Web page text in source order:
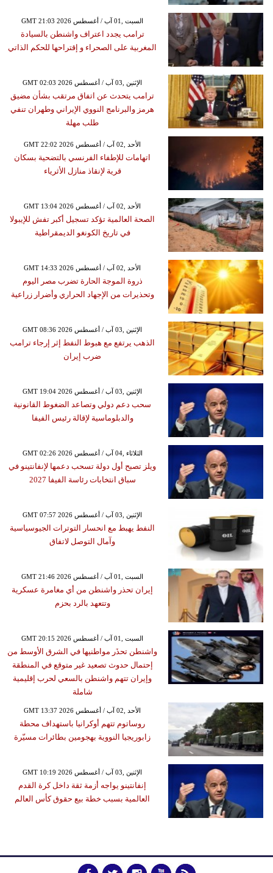
GMT 21:03 2026 السبت ,01 آب / أغسطس
ترامب يجدد اعتراف واشنطن بالسيادة
المغربية على الصحراء و إقتراحها للحكم الذاتي
GMT 02:03 2026 الإثنين ,03 آب / أغسطس
ترامب يتحدث عن اتفاق مرتقب بشأن مضيق
هرمز والبرنامج النووي الإيراني وطهران تنفي
طلب مهلة
GMT 22:02 2026 الأحد ,02 آب / أغسطس
اتهامات للإطفاء الفرنسي بالتضحية بسكان
قرية لإنقاذ منازل الأثرياء
GMT 13:04 2026 الأحد ,02 آب / أغسطس
الصحة العالمية تؤكد تسجيل أكبر تفش للإيبولا
في تاريخ الكونغو الديمقراطية
GMT 14:33 2026 الأحد ,02 آب / أغسطس
ذروة الموجة الحارة تضرب مصر اليوم
وتحذيرات من الإجهاد الحراري وأضرار زراعية
GMT 08:36 2026 الإثنين ,03 آب / أغسطس
الذهب يرتفع مع هبوط النفط إثر إرجاء ترامب
ضرب إيران
GMT 19:04 2026 الإثنين ,03 آب / أغسطس
سحب دعم دولي وتصاعد الضغوط القانونية
والدبلوماسية لإقالة رئيس الفيفا
GMT 02:26 2026 الثلاثاء ,04 آب / أغسطس
ويلز تصبح أول دولة تسحب دعمها لإنفانتينو في
سباق انتخابات رئاسة الفيفا 2027
GMT 07:57 2026 الإثنين ,03 آب / أغسطس
النفط يهبط مع انحسار التوترات الجيوسياسية
وآمال التوصل لاتفاق
GMT 21:46 2026 السبت ,01 آب / أغسطس
إيران تحذر واشنطن من أي مغامرة عسكرية
وتتعهد بالرد بحزم
GMT 20:15 2026 السبت ,01 آب / أغسطس
واشنطن تحذَر مواطنيها في الشرق الأوسط من
إحتمال حدوث تصعيد غير متوقع في المنطقة
وإيران تتهم واشنطن بالسعي لحرب إقليمية
شاملة
GMT 13:37 2026 الأحد ,02 آب / أغسطس
روساتوم تتهم أوكرانيا باستهداف محطة
زابوريجيا النووية بهجومين بطائرات مسيّرة
GMT 10:19 2026 الإثنين ,03 آب / أغسطس
إنفانتينو يواجه أزمة ثقة داخل كرة القدم
العالمية بسبب خطة بيع حقوق كأس العالم